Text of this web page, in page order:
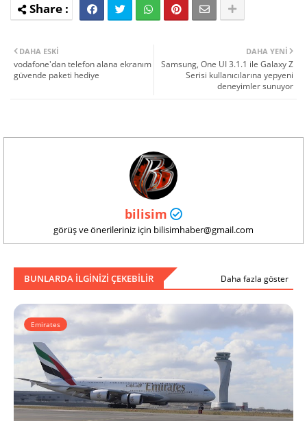
DAHA YENI
Samsung, One UI 3.1.1 ile Galaxy Z
Serisi kullanıcılarına yepyeni
deneyimler sunuyor
DAHA ESKI
vodafone'dan telefon alana ekranım
güvende paketi hediye
bilisim
görüş ve önerileriniz için bilisimhaber@gmail.com
BUNLARDA ILGINIZI ÇEKEBILIR Daha fazla göster
Emirates